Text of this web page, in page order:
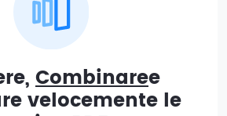
Combinaree
velocemente le